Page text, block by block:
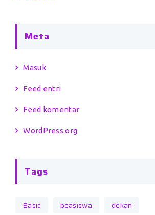
Meta
Masuk
Feed entri
Feed komentar
WordPress.org
Tags
Basic beasiswa
dekan